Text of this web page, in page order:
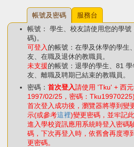
帳號及密碼
服務台
帳號： 學生、校友請使用您的學
碼)。
可登入 的帳號：在學及休學的學生
友、在職及退休的教職員。
未支援的帳號：退學的學生、81
友、離職及聘期已結束的教職員。
密碼： 首次登入請使用 'Tku' + 西
1997/02/25，密碼：Tku19970225)
首次登入成功後，瀏覽器將導到變
示(或參考這裡)變更密碼，並牢記
進入學校資訊應用系統時登入密碼
碼，下次再登入時，依舊會再度導
更密碼。